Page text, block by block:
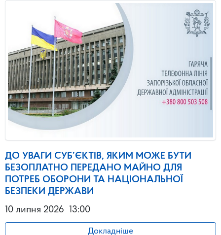
ДО УВАГИ СУБ’ЄКТІВ, ЯКИМ МОЖЕ БУТИ
БЕЗОПЛАТНО ПЕРЕДАНО МАЙНО ДЛЯ
ПОТРЕБ ОБОРОНИ ТА НАЦІОНАЛЬНОЇ
БЕЗПЕКИ ДЕРЖАВИ
10 липня 2026
13:00
Докладніше